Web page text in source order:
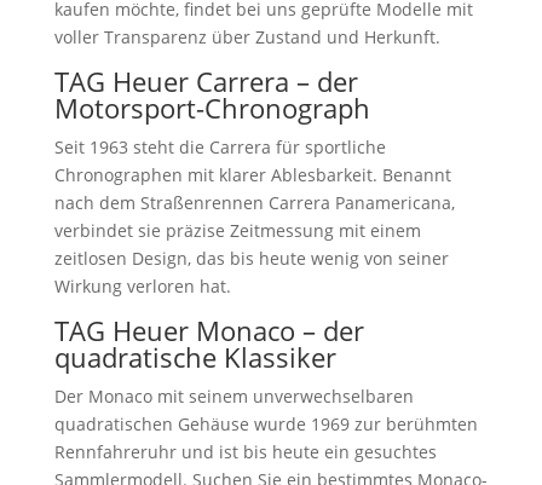
kaufen möchte, findet bei uns geprüfte Modelle mit
voller Transparenz über Zustand und Herkunft.
TAG Heuer Carrera – der
Motorsport-Chronograph
Seit 1963 steht die Carrera für sportliche
Chronographen mit klarer Ablesbarkeit. Benannt
nach dem Straßenrennen Carrera Panamericana,
verbindet sie präzise Zeitmessung mit einem
zeitlosen Design, das bis heute wenig von seiner
Wirkung verloren hat.
TAG Heuer Monaco – der
quadratische Klassiker
Der Monaco mit seinem unverwechselbaren
quadratischen Gehäuse wurde 1969 zur berühmten
Rennfahreruhr und ist bis heute ein gesuchtes
Sammlermodell. Suchen Sie ein bestimmtes Monaco-